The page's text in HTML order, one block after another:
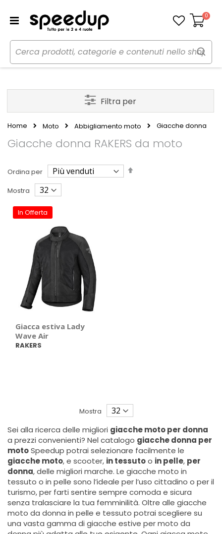
Carrello
0
Home Moto Abbigliamento moto Giacche donna
Giacche donna RAKERS da moto
Ordina per
Imposta
Mostra
In Offerta
Giacca estiva Lady
Wave Air
RAKERS
Mostra
Sei alla ricerca delle migliori giacche moto per donna
a prezzi convenienti? Nel catalogo giacche donna per
motoSpeedup potrai selezionare facilmente le
giacche moto, e scooter, in tessutoo in pelle, per
donna, delle migliori marche. Le giacche moto in
tessuto o in pelle sono l’ideale per l’uso cittadino o per il
turismo, per farti sentire sempre comoda e sicura
senza tralasciare la tua femminilità. Oltre alle giacche
moto da donna in pelle e tessuto potrai scegliere su
una vasta gamma di giacche estive per moto da
Filtra per